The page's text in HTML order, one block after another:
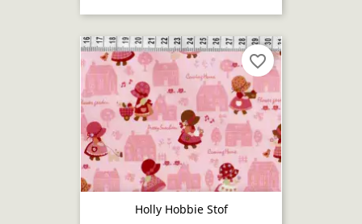
Holly Hobbie Stof
favorite_border